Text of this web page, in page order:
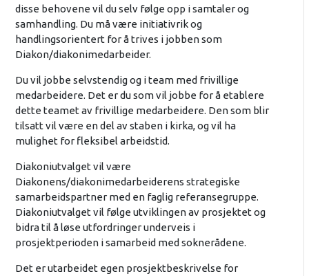
disse behovene vil du selv følge opp i samtaler og
samhandling. Du må være initiativrik og
handlingsorientert for å trives i jobben som
Diakon/diakonimedarbeider.
Du vil jobbe selvstendig og i team med frivillige
medarbeidere. Det er du som vil jobbe for å etablere
dette teamet av frivillige medarbeidere. Den som blir
tilsatt vil være en del av staben i kirka, og vil ha
mulighet for fleksibel arbeidstid.
Diakoniutvalget vil være
Diakonens/diakonimedarbeiderens strategiske
samarbeidspartner med en faglig referansegruppe.
Diakoniutvalget vil følge utviklingen av prosjektet og
bidra til å løse utfordringer underveis i
prosjektperioden i samarbeid med soknerådene.
Det er utarbeidet egen prosjektbeskrivelse for